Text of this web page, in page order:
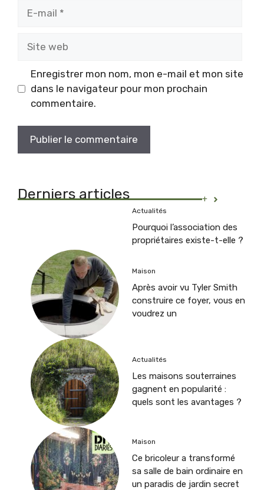
mail
web
Enregistrer mon nom, mon e-mail et mon site
dans le navigateur pour mon prochain
commentaire.
Derniers articles +
Actualités
Pourquoi l’association des
propriétaires existe-t-elle ?
Maison
Après avoir vu Tyler Smith
construire ce foyer, vous en
voudrez un
Actualités
Les maisons souterraines
gagnent en popularité :
quels sont les avantages ?
Maison
Ce bricoleur a transformé
sa salle de bain ordinaire en
un paradis de jardin secret